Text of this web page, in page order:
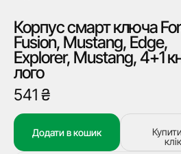
Корпус смарт ключа
Fusion, Mustang, Edge,
Explorer, Mustang, 4+1
лого
541 ₴
Додати в кошик
клік